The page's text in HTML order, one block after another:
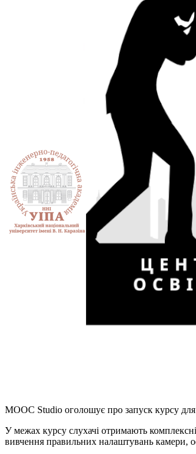
MOOC Studio оголошує про запуск курсу для
У межах курсу слухачі отримають
вивчення правильних налаштувань камери,